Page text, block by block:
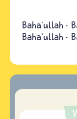
Baha`ullah
Baha’ullah